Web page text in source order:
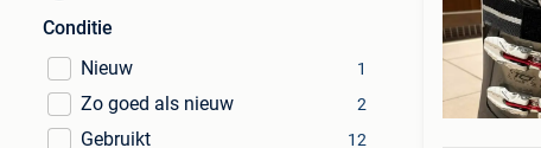
Conditie
Nieuw
1
Zo goed als nieuw 2
Gebruikt 12